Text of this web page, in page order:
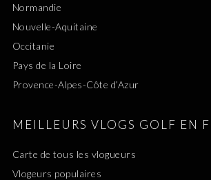
Normandie
Nouvelle-Aquitaine
Occitanie
Pays de la Loire
Provence-Alpes-Côte d’Azur
MEILLEURS VLOGS GOLF EN
Carte de tous les vlogueurs
Vlogeurs populaires